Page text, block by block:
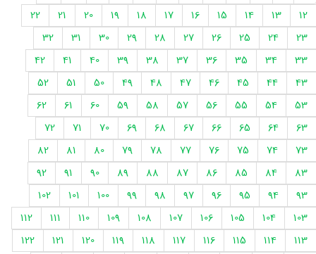
12
13
14
15
16
17
18
19
20
21
22
23
24
25
26
27
28
29
30
31
32
33
34
35
36
37
38
39
40
41
42
43
44
45
46
47
48
49
50
51
52
53
54
55
56
57
58
59
60
61
62
63
64
65
66
67
68
69
70
71
72
73
74
75
76
77
78
79
80
81
82
83
84
85
86
87
88
89
90
91
92
93
94
95
96
97
98
99
100
101
102
103
104
105
106
107
108
109
110
111
112
113
114
115
116
117
118
119
120
121
122